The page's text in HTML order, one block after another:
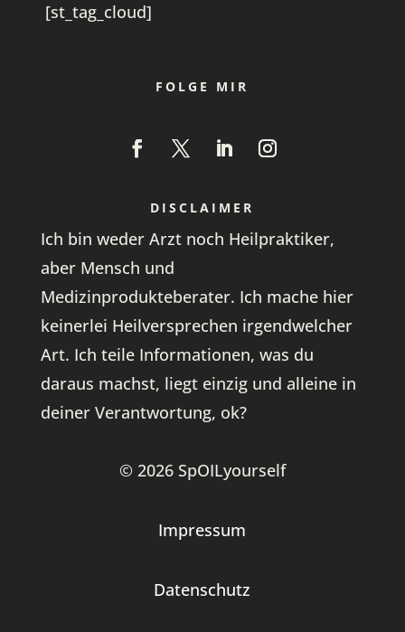
[st_tag_cloud]
FOLGE MIR
DISCLAIMER
Ich bin weder Arzt noch Heilpraktiker,
aber Mensch und
Medizinprodukteberater. Ich mache hier
keinerlei Heilversprechen irgendwelcher
Art. Ich teile Informationen, was du
daraus machst, liegt einzig und alleine in
deiner Verantwortung, ok?
© 2026 SpOILyourself
Impressum
Datenschutz